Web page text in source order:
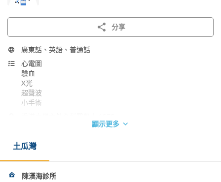
分享
廣東話、英語、普通話
心電圖
驗血
X光
超聲波
小手術
澳洲皇家全科醫學院院士 1981
電話：
2711 6615
聖德肋撒醫院
顯示更多
土瓜灣
陳漢海診所